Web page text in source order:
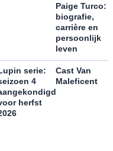
Paige Turco:
biografie,
carrière en
persoonlijk
leven
serie:
4
herfst
Cast Van
Maleficent